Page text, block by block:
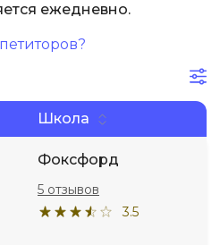
ежедневно.
Школа
Фоксфорд
3.5
5 отзывов